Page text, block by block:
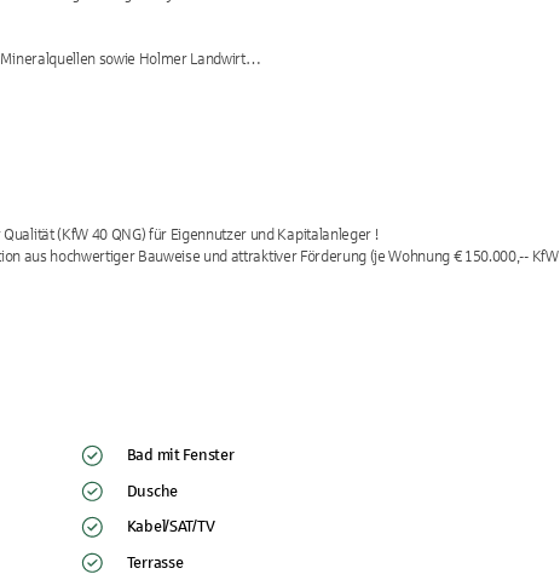
Mineralquellen sowie Holmer Landwirt…
(KfW 40 QNG) für Eigennutzer und Kapitalanleger !
aus hochwertiger Bauweise und attraktiver Förderung (je Wohnung € 150.000,-- KfW
Bad mit Fenster
Dusche
Kabel/SAT/TV
Terrasse